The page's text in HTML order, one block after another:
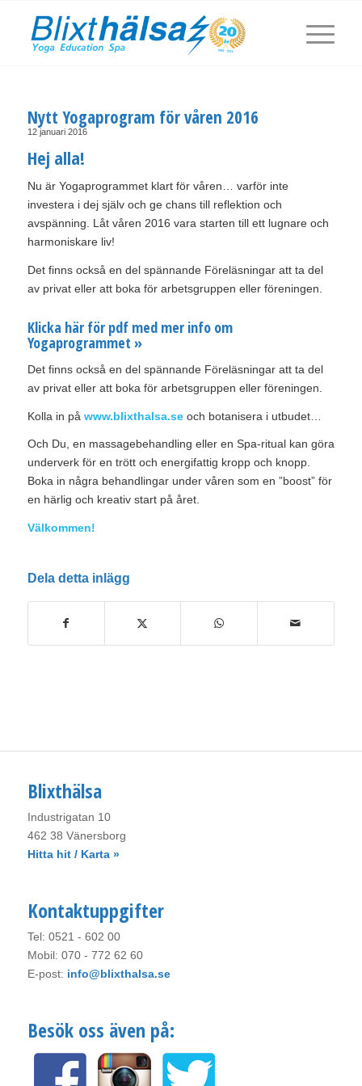
Nytt Yogaprogram för våren 2016
12 januari 2016
Hej alla!
Nu är Yogaprogrammet klart för våren… varför inte
investera i dej själv och ge chans till reflektion och
avspänning. Låt våren 2016 vara starten till ett lugnare och
harmoniskare liv!
Det finns också en del spännande Föreläsningar att ta del
av privat eller att boka för arbetsgruppen eller föreningen.
Klicka här för pdf med mer info om
Yogaprogrammet »
Det finns också en del spännande Föreläsningar att ta del
av privat eller att boka för arbetsgruppen eller föreningen.
Kolla in på www.blixthalsa.se och botanisera i utbudet…
Och Du, en massagebehandling eller en Spa-ritual kan göra
underverk för en trött och energifattig kropp och knopp.
Boka in några behandlingar under våren som en ”boost” för
en härlig och kreativ start på året.
Välkommen!
Dela detta inlägg
Blixthälsa
Industrigatan 10
462 38 Vänersborg
Hitta hit / Karta »
Kontaktuppgifter
Tel: 0521 - 602 00
Mobil: 070 - 772 62 60
E-post: info@blixthalsa.se
Besök oss även på: